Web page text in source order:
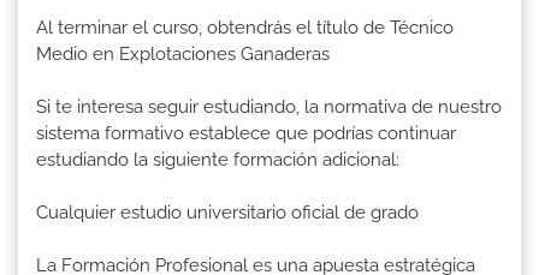
Al terminar el curso, obtendrás el título de Técnico
Medio en Explotaciones Ganaderas
Si te interesa seguir estudiando, la normativa de nuestro
sistema formativo establece que podrías continuar
estudiando la siguiente formación adicional:
Cualquier estudio universitario oficial de grado
La Formación Profesional es una apuesta estratégica